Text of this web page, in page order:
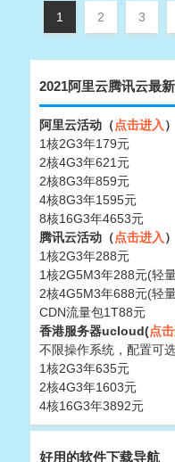
1 2 3
2021阿里云腾讯云最
阿里云活动（点击进入 ）
1核2G3年179元
2核4G3年621元
2核8G3年859元
4核8G3年1595元
8核16G3年4653元
腾讯云活动（点击进入 ）
1核2G3年288元
1核2G5M3年288元(轻
2核4G5M3年688元(轻
CDN流量包1T88元
香港服务器ucloud(点
不限操作系统，配置可
1核2G3年635元
2核4G3年1603元
4核16G3年3892元
好用的软件下载导航